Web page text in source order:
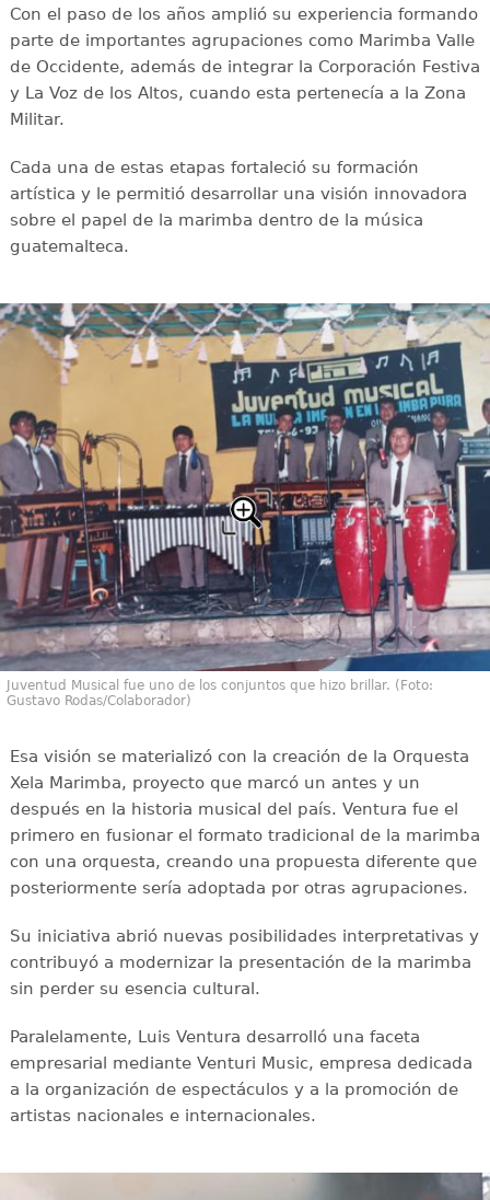
Con el paso de los años amplió su experiencia formando
parte de importantes agrupaciones como Marimba Valle
de Occidente, además de integrar la Corporación Festiva
y La Voz de los Altos, cuando esta pertenecía a la Zona
Militar.
Cada una de estas etapas fortaleció su formación
artística y le permitió desarrollar una visión innovadora
sobre el papel de la marimba dentro de la música
guatemalteca.
Juventud Musical fue uno de los conjuntos que hizo brillar. (Foto:
Gustavo Rodas/Colaborador)
Esa visión se materializó con la creación de la Orquesta
Xela Marimba, proyecto que marcó un antes y un
después en la historia musical del país. Ventura fue el
primero en fusionar el formato tradicional de la marimba
con una orquesta, creando una propuesta diferente que
posteriormente sería adoptada por otras agrupaciones.
Su iniciativa abrió nuevas posibilidades interpretativas y
contribuyó a modernizar la presentación de la marimba
sin perder su esencia cultural.
Paralelamente, Luis Ventura desarrolló una faceta
empresarial mediante Venturi Music, empresa dedicada
a la organización de espectáculos y a la promoción de
artistas nacionales e internacionales.